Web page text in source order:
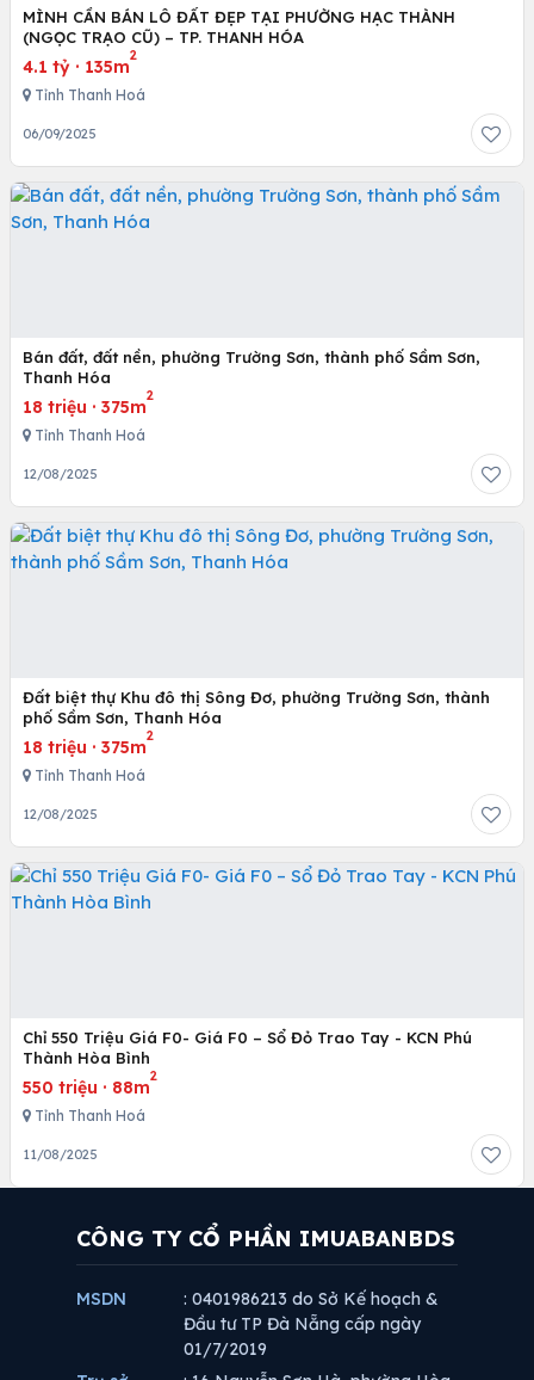
MÌNH CẦN BÁN LÔ ĐẤT ĐẸP TẠI PHƯỜNG HẠC THÀNH
(NGỌC TRẠO CŨ) – TP. THANH HÓA
4.1 tỷ · 135m
2
Tỉnh Thanh Hoá
06/09/2025
Bán đất, đất nền, phường Trường Sơn, thành phố Sầm Sơn,
Thanh Hóa
18 triệu · 375m
2
Tỉnh Thanh Hoá
12/08/2025
Đất biệt thự Khu đô thị Sông Đơ, phường Trường Sơn, thành
phố Sầm Sơn, Thanh Hóa
18 triệu · 375m
2
Tỉnh Thanh Hoá
12/08/2025
Chỉ 550 Triệu Giá F0- Giá F0 – Sổ Đỏ Trao Tay - KCN Phú
Thành Hòa Bình
550 triệu · 88m
2
Tỉnh Thanh Hoá
11/08/2025
CÔNG TY CỔ PHẦN IMUABANBDS
MSDN
: 0401986213 do Sở Kế hoạch &
Đầu tư TP Đà Nẵng cấp ngày
01/7/2019